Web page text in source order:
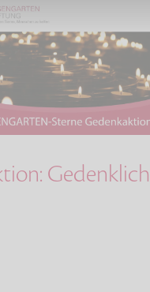
Spendenaktion: